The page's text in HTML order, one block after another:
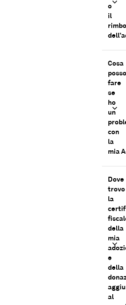
o
il
Cosa
posso
fare
se
ho
un
con
la
mia
Dove
trovo
la
della
mia
e
della
al